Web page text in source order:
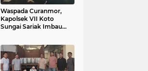
Waspada Curanmor,
Kapolsek VII Koto
Sungai Sariak Imbau